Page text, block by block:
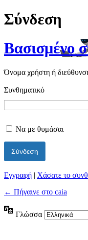
Σύνδεση
Βασισμένο
Όνομα χρήστη ή
Συνθηματικό
Να με θυμάσαι
Εγγραφή | Χάσατε το
← Πήγαινε στο caia
Γλώσσα